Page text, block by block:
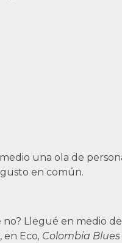
una ola de
en común.
Llegué en medio
, en Eco, Colombia